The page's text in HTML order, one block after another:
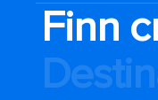
Finn